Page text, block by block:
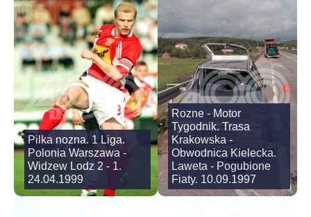
Pilka nozna. 1 Liga.
Polonia Warszawa -
Widzew Lodz 2 - 1.
24.04.1999
Rozne - Motor
Tygodnik. Trasa
Krakowska -
Obwodnica Kielecka.
Laweta - Pogubione
Fiaty. 10.09.1997